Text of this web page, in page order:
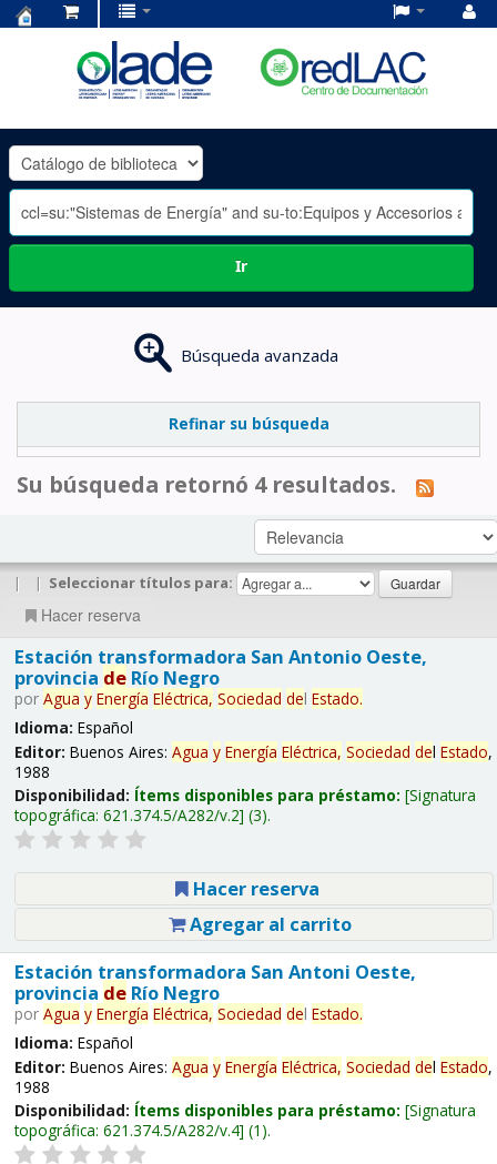
OLADE
-
Ir
Búsqueda avanzada
Refinar su búsqueda
Su búsqueda retornó 4 resultados.
| | Seleccionar títulos para:
Hacer reserva
Estación transformadora San Antonio Oeste,
provincia deRío Negro
por Agua y Energía Eléctrica, Sociedad del Estado.
Idioma: Español
Editor: Buenos Aires: Agua y Energía Eléctrica, Sociedad del Estado,
1988
Disponibilidad: Ítems disponibles para préstamo: Signatura
topográfica: 621.374.5/A282/v.2 (3).
Hacer reserva
Agregar al carrito
Estación transformadora San Antoni Oeste,
provincia deRío Negro
por Agua y Energía Eléctrica, Sociedad del Estado.
Idioma: Español
Editor: Buenos Aires: Agua y Energía Eléctrica, Sociedad del Estado,
1988
Disponibilidad: Ítems disponibles para préstamo: Signatura
topográfica: 621.374.5/A282/v.4 (1).